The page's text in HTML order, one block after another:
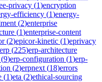
privacy (1)encryption
efficiency (1)energy-
(2)enterprise
(1)enterprise-content
(2)epicor-kinetic (1)eprivacy
erp (225)erp-architecture
(9)erp-configuration (1)erp-
(2)erpnext (18)errors
(1)eta (2)ethical-sourcing